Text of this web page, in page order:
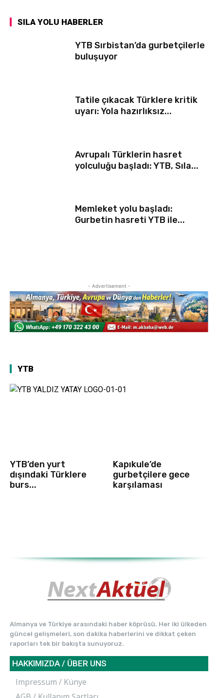
SILA YOLU HABERLER
YTB Sırbistan’da gurbetçilerle
buluşuyor
Tatile çıkacak Türklere kritik
uyarı: Yola hazırlıksız...
Avrupalı Türklerin hasret
yolculuğu başladı: YTB, Sıla...
Memleket yolu başladı:
Gurbetin hasreti YTB ile...
- Advertisement -
YTB
YTB’den yurt
dışındaki Türklere
burs...
Kapıkule’de
gurbetçilere gece
karşılaması
Almanya ve Türkiye arasındaki haber köprüsü. Her iki ülkeden
güncel gelişmeleri, son dakika haberlerini ve dikkat çeken
raporları tek bir bakışta sunuyoruz.
HAKKIMIZDA / ÜBER UNS
Impressum / Künye